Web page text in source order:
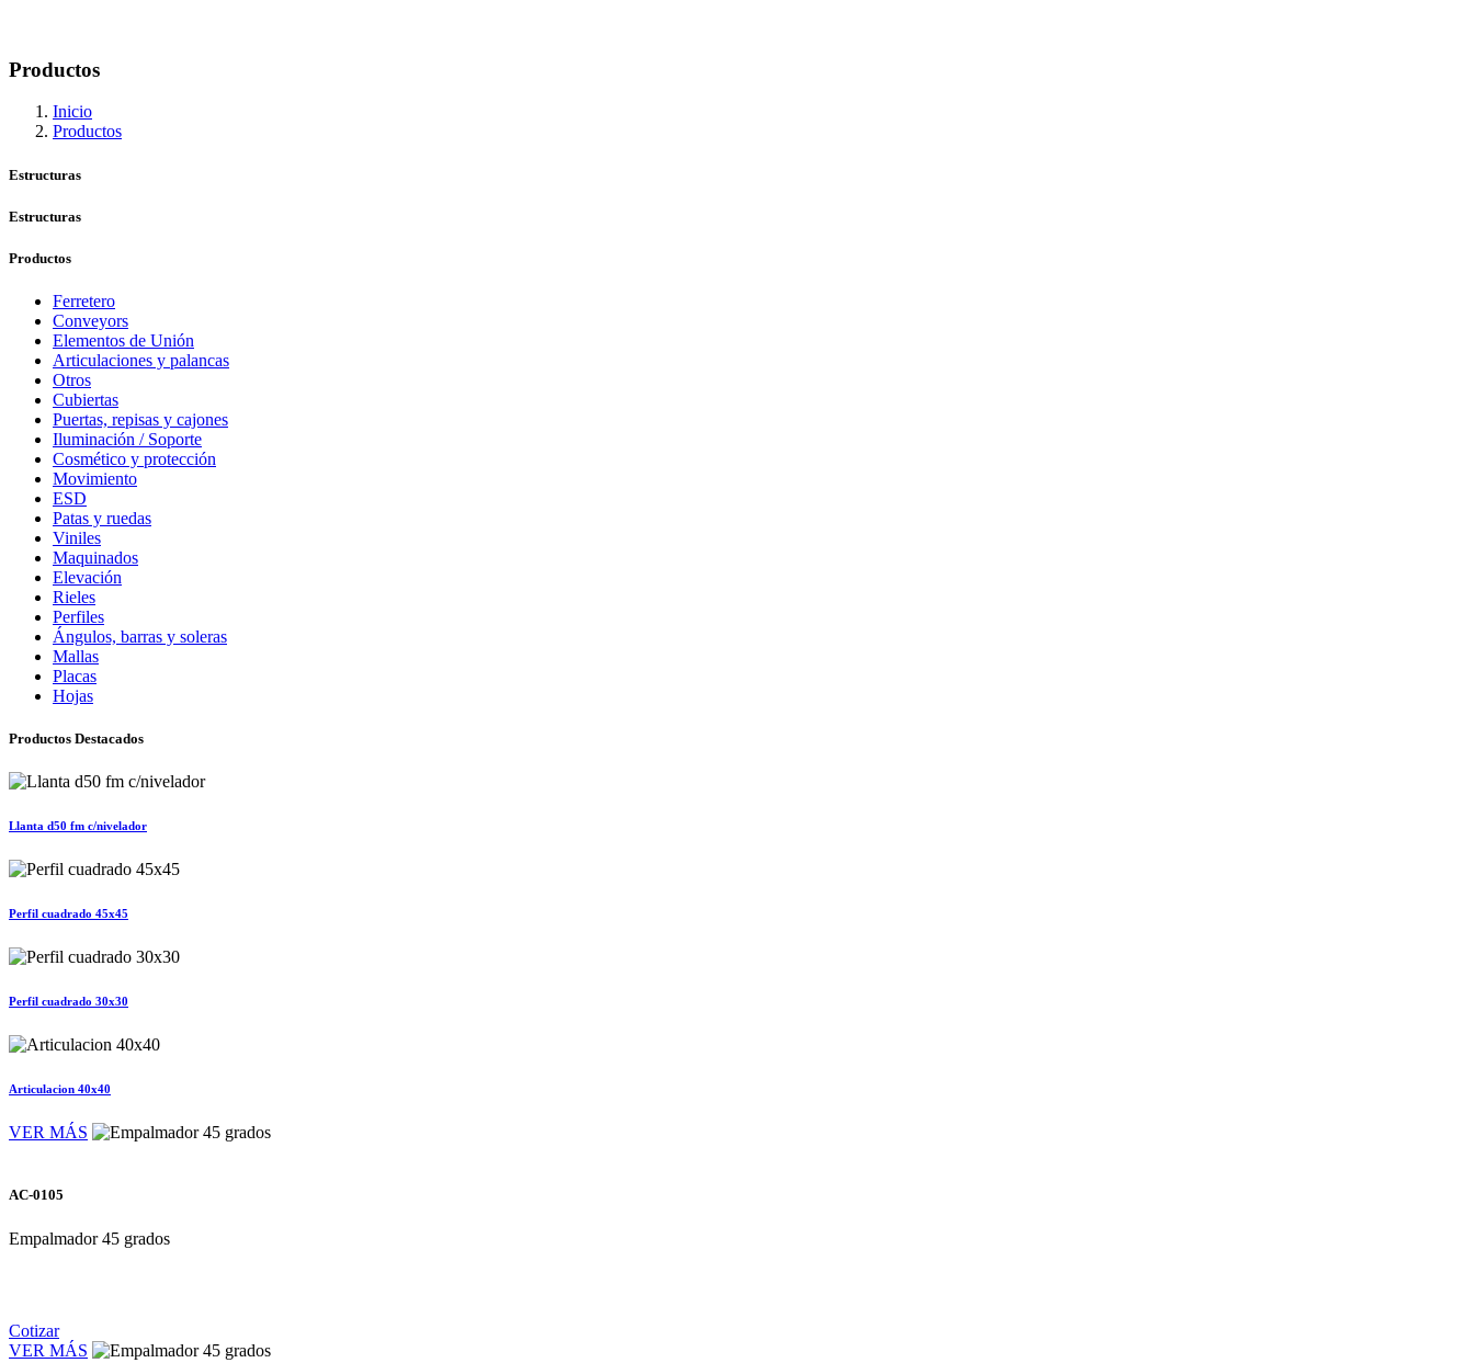
Productos
Inicio
Productos
Estructuras
Estructuras
Productos
Ferretero
Conveyors
Elementos de Unión
Articulaciones y palancas
Otros
Cubiertas
Puertas, repisas y cajones
Iluminación / Soporte
Cosmético y protección
Movimiento
ESD
Patas y ruedas
Viniles
Maquinados
Elevación
Rieles
Perfiles
Ángulos, barras y soleras
Mallas
Placas
Hojas
Productos Destacados
Llanta d50 fm c/nivelador
Perfil cuadrado 45x45
Perfil cuadrado 30x30
Articulacion 40x40
VER MÁS
AC-0105
Empalmador 45 grados
Cotizar
VER MÁS